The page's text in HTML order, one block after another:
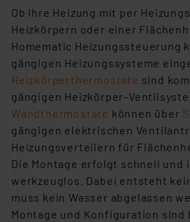
Unsere Kooperation mit diesen
sich auf die
Europäischen Kommission sowie
Beurteilung der mit der
insbesondere der Art der
verbundenen Risiken.“
Impressum|
Ob Ihre Heizung mit per
Heizkörpern oder einer
Homematic Heizungssteuerung
gängigen Heizungssysteme
Heizkörperthermostate sind
gängigen Heizkörper-
Wandthermostate können über
gängigen elektrischen
Heizungsverteilern für
Die Montage erfolgt schnell und
werkzeuglos. Dabei entsteht
muss kein Wasser abgelassen
Montage und Konfiguration sind